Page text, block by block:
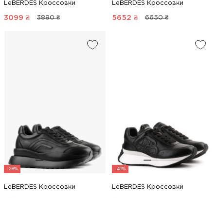
LeBERDES Кроссовки
3099 ₴ 3880 ₴
LeBERDES Кроссовки
5652 ₴ 6650 ₴
-28%
LeBERDES Кроссовки
-49%
LeBERDES Кроссовки